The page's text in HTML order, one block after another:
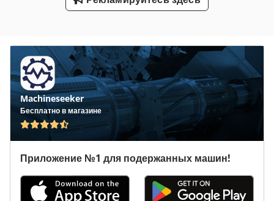
Транспортное Средство
Транспортной Группы
Транспортные Контейнеры
Транспортные Средства
Machineseeker
Бесплатно в магазине
Приложение №1 для подержанных машин!